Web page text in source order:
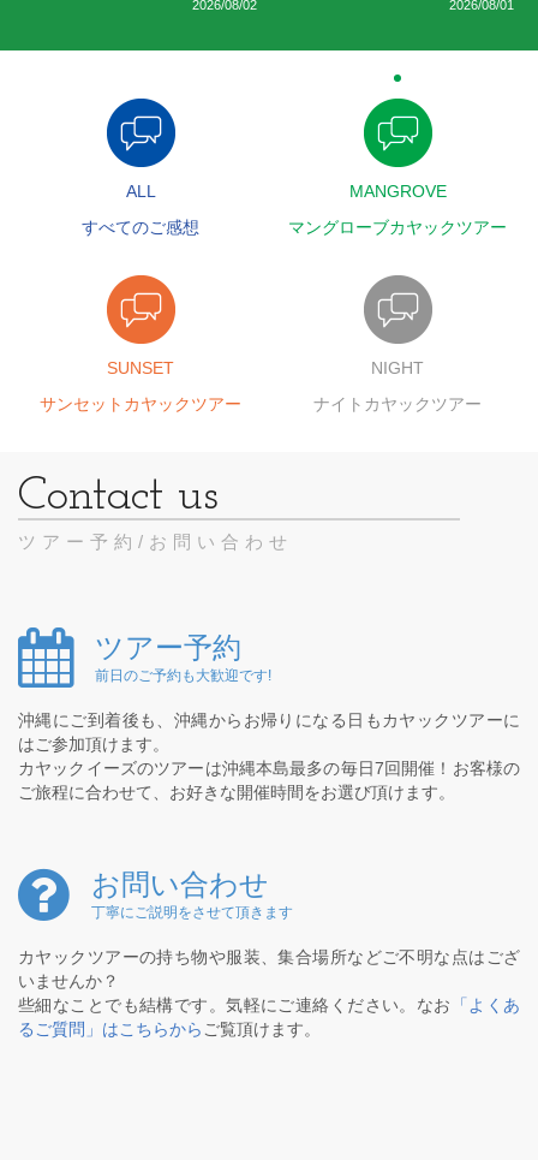
2026/08/02 2026/08/01
ALL
すべてのご感想
MANGROVE
マングローブカヤックツアー
SUNSET
サンセットカヤックツアー
NIGHT
ナイトカヤックツアー
ツアー予約/お問い合わせ
ツアー予約
前日のご予約も大歓迎です!
沖縄にご到着後も、沖縄からお帰りになる日もカヤックツアーに
はご参加頂けます。
カヤックイーズのツアーは沖縄本島最多の毎日7回開催！お客様の
ご旅程に合わせて、お好きな開催時間をお選び頂けます。
お問い合わせ
丁寧にご説明をさせて頂きます
カヤックツアーの持ち物や服装、集合場所などご不明な点はござ
いませんか？
些細なことでも結構です。気軽にご連絡ください。なお
「よくあ
るご質問」はこちらから ご覧頂けます。